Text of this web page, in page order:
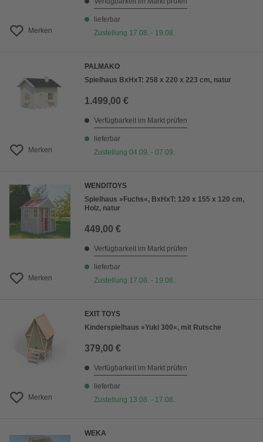
Merken
lieferbar
Zustellung 17.08. - 19.08.
Merken
PALMAKO
Spielhaus BxHxT: 258 x 220 x 223 cm, natur
1.499,00 €
Verfügbarkeit im Markt prüfen
lieferbar
Zustellung 04.09. - 07.09.
Merken
WENDITOYS
Spielhaus »Fuchs«, BxHxT: 120 x 155 x 120 cm,
Holz, natur
449,00 €
Verfügbarkeit im Markt prüfen
lieferbar
Zustellung 17.08. - 19.08.
Merken
EXIT TOYS
Kinderspielhaus »Yuki 300«, mit Rutsche
379,00 €
Verfügbarkeit im Markt prüfen
lieferbar
Zustellung 13.08. - 17.08.
WEKA